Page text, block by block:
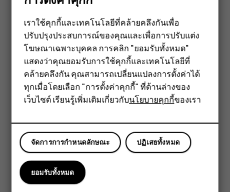
สมาร์ทโฟน
ฟีเจอร์โฟน
อุปกรณ์เสริม
แท็บเล็ต
โทรศัพท์ได้จากระยะไกล หากคุณลงชื่อเข้าใช้บัญชี Google
ค้นหาอุปกรณ์ของฉันจะเปิดใช้ตามค่าเริ่มต้นสำหรับโทรศัพท์ที่
เชื่อมโยงกับบัญชี Google
หากต้องการใช้ค้นหาอุปกรณ์ของฉัน โทรศัพท์เครื่องที่สูญหาย
ต้อง:
เปิดเครื่องอยู่
เชื่อมต่อข้อมูลเครือข่ายมือถือหรือ Wi-Fi อยู่
มองเห็นได้บน Google Play
เปิดตำแหน่งอยู่
เปิดค้นหาอุปกรณ์ของฉันอยู่
เราใช้คุกกี้และเทคโนโลยีที่คล้ายคลึงกันเพื่อ
ปรับปรุงประสบการณ์ของคุณและเพื่อการปรับแต่ง
โฆษณาเฉพาะบุคคล การคลิก "ยอมรับทั้งหมด"
แสดงว่าคุณยอมรับการใช้คุกกี้และเทคโนโลยีที่
คล้ายคลึงกัน คุณสามารถเปลี่ยนแปลงการตั้งค่าได้
ทุกเมื่อโดยเลือก "การตั้งค่าคุกกี้" ที่ด้านล่างของ
เว็บไซต์ เรียนรู้เพิ่มเติมเกี่ยวกับนโยบายคุกกี้ของเรา
ปฏิเสธทั้งหมด
จัดการการกำหนดลักษณะ
ยอมรับทั้งหมด